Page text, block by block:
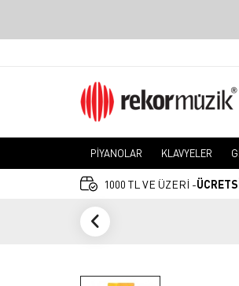
PİYANOLAR KLAVYELER
1000 TL VE ÜZERİ -